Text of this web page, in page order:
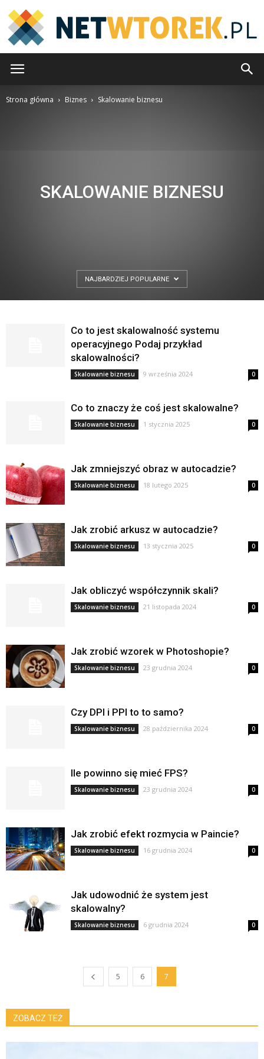
Strona główna Biznes Skalowanie biznesu
SKALOWANIE BIZNESU
NAJBARDZIEJ POPULARNE
Co to jest skalowalność systemu
operacyjnego Podaj przykład
skalowalności?
Skalowanie biznesu 9 września 2024 0
Co to znaczy że coś jest skalowalne?
Skalowanie biznesu 1 stycznia 2025 0
Jak zmniejszyć obraz w autocadzie?
Skalowanie biznesu 18 lutego 2025 0
Jak zrobić arkusz w autocadzie?
Skalowanie biznesu 13 stycznia 2025 0
Jak obliczyć współczynnik skali?
Skalowanie biznesu 21 listopada 2024 0
Jak zrobić wzorek w Photoshopie?
Skalowanie biznesu 23 grudnia 2024 0
Czy DPI i PPI to to samo?
Skalowanie biznesu 28 października 2024 0
Ile powinno się mieć FPS?
Skalowanie biznesu 23 grudnia 2024 0
Jak zrobić efekt rozmycia w Paincie?
Skalowanie biznesu 16 grudnia 2024 0
Jak udowodnić że system jest
skalowalny?
Skalowanie biznesu 6 grudnia 2024 0
5 6 7
ZOBACZ TEŻ